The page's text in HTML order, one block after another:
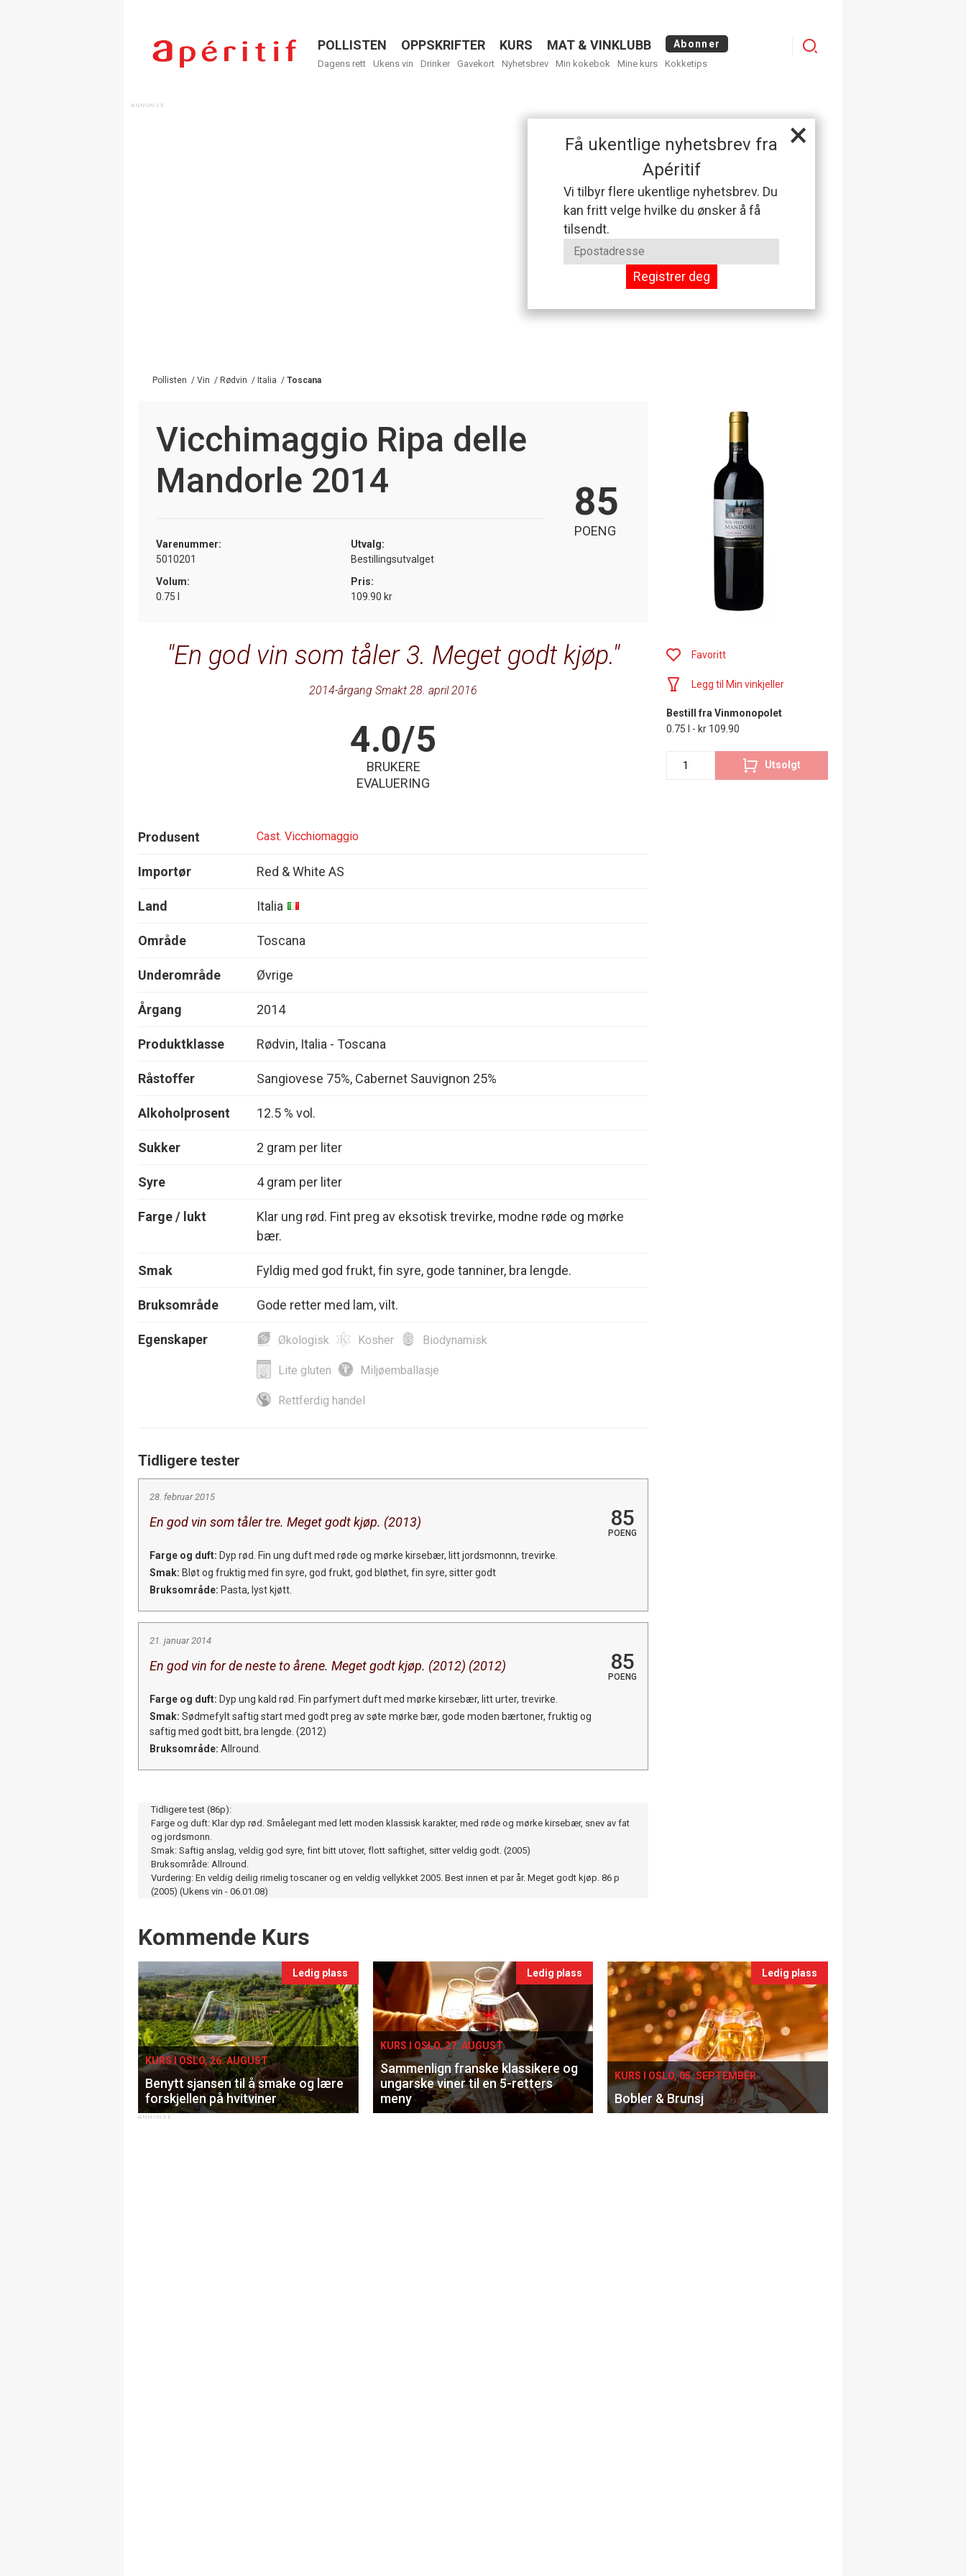
Menu
POLLISTEN OPPSKRIFTER KURS MAT & VINKLUBB Abonner
Dagens rett Ukens vin Drinker Gavekort Nyhetsbrev Min kokebok Mine kurs Kokketips
Menu
×
Få ukentlige nyhetsbrev fra
Apéritif
Vi tilbyr flere ukentlige nyhetsbrev. Du
kan fritt velge hvilke du ønsker å få
tilsendt.
Registrer deg
Pollisten / Vin / Rødvin / Italia / Toscana
Vicchimaggio Ripa delle
Mandorle 2014
Varenummer:
5010201
Utvalg:
Bestillingsutvalget
Volum:
0.75 l
Pris:
109.90 kr
85
POENG
En god vin som tåler 3. Meget godt kjøp.
2014-årgang Smakt 28. april 2016
4.0/5
BRUKERE
EVALUERING
Produsent Cast. Vicchiomaggio
Importør Red & White AS
Land Italia
Område Toscana
Underområde Øvrige
Årgang 2014
Produktklasse Rødvin, Italia - Toscana
Råstoffer Sangiovese 75%, Cabernet Sauvignon 25%
Alkoholprosent 12.5 % vol.
Sukker 2 gram per liter
Syre 4 gram per liter
Farge / lukt
Klar ung rød. Fint preg av eksotisk trevirke, modne røde og mørke
bær.
Smak Fyldig med god frukt, fin syre, gode tanniner, bra lengde.
Bruksområde Gode retter med lam, vilt.
Egenskaper Økologisk Kosher Biodynamisk
Lite gluten Miljøemballasje
Rettferdig handel
Tidligere tester
28. februar 2015
En god vin som tåler tre. Meget godt kjøp. (2013) 85
POENG
Farge og duft: Dyp rød. Fin ung duft med røde og mørke kirsebær, litt jordsmonnn, trevirke.
Smak: Bløt og fruktig med fin syre, god frukt, god bløthet, fin syre, sitter godt
Bruksområde: Pasta, lyst kjøtt.
21. januar 2014
En god vin for de neste to årene. Meget godt kjøp. (2012) (2012) 85
POENG
Farge og duft: Dyp ung kald rød. Fin parfymert duft med mørke kirsebær, litt urter, trevirke.
Smak: Sødmefylt saftig start med godt preg av søte mørke bær, gode moden bærtoner, fruktig og
saftig med godt bitt, bra lengde. (2012)
Bruksområde: Allround.
Tidligere test (86p):
Farge og duft: Klar dyp rød. Småelegant med lett moden klassisk karakter, med røde og mørke kirsebær, snev av fat
og jordsmonn.
Smak: Saftig anslag, veldig god syre, fint bitt utover, flott saftighet, sitter veldig godt. (2005)
Bruksområde: Allround.
Vurdering: En veldig deilig rimelig toscaner og en veldig vellykket 2005. Best innen et par år. Meget godt kjøp. 86 p
(2005) (Ukens vin - 06.01.08)
Favoritt
Legg til Min vinkjeller
Bestill fra Vinmonopolet
0.75 l - kr 109.90
Utsolgt
Events
Kommende Kurs
Ledig plass
KURS I OSLO, 26. AUGUST
Benytt sjansen til å smake og lære
forskjellen på hvitviner
Ledig plass
KURS I OSLO, 27. AUGUST
Sammenlign franske klassikere og
ungarske viner til en 5-retters
meny
Ledig plass
KURS I OSLO, 05. SEPTEMBER
Bobler & Brunsj